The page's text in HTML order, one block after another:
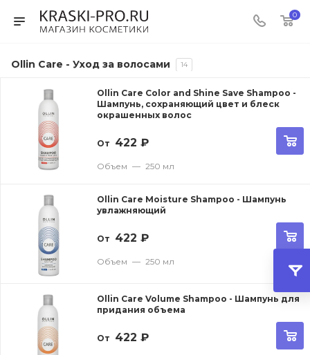
0
Ollin Care - Уход за волосами 14
Ollin Care Color and Shine Save Shampoo -
Шампунь, сохраняющий цвет и блеск
окрашенных волос
От 422 ₽
Объем — 250 мл
Ollin Care Moisture Shampoo - Шампунь
увлажняющий
От 422 ₽
Объем — 250 мл
Ollin Care Volume Shampoo - Шампунь для
придания объема
От 422 ₽